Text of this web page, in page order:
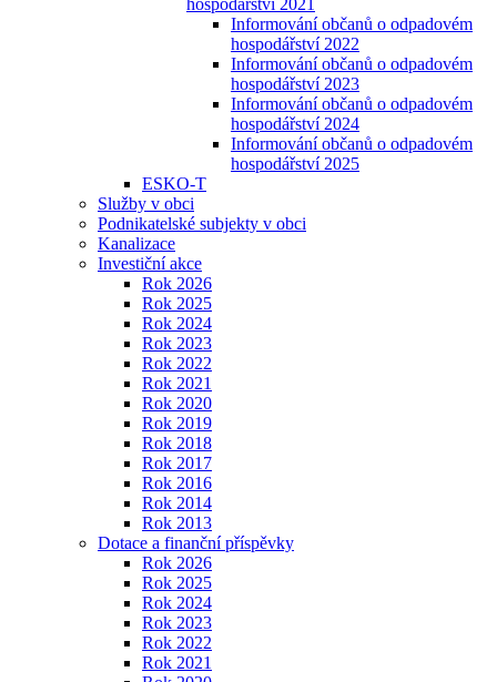
hospodářství 2021
Informování občanů o odpadovém
hospodářství 2022
Informování občanů o odpadovém
hospodářství 2023
Informování občanů o odpadovém
hospodářství 2024
Informování občanů o odpadovém
hospodářství 2025
ESKO-T
Služby v obci
Podnikatelské subjekty v obci
Kanalizace
Investiční akce
Rok 2026
Rok 2025
Rok 2024
Rok 2023
Rok 2022
Rok 2021
Rok 2020
Rok 2019
Rok 2018
Rok 2017
Rok 2016
Rok 2014
Rok 2013
Dotace a finanční příspěvky
Rok 2026
Rok 2025
Rok 2024
Rok 2023
Rok 2022
Rok 2021